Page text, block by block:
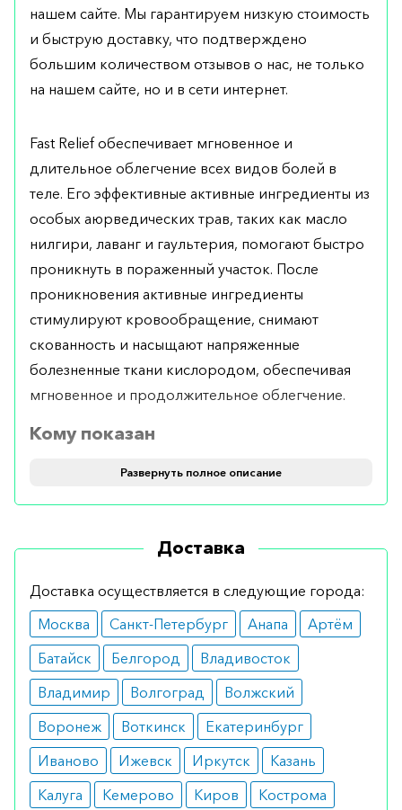
нашем сайте. Мы гарантируем низкую стоимость
и быструю доставку, что подтверждено
большим количеством отзывов о нас, не только
на нашем сайте, но и в сети интернет.
Fast Relief обеспечивает мгновенное и
длительное облегчение всех видов болей в
теле. Его эффективные активные ингредиенты из
особых аюрведических трав, таких как масло
нилгири, лаванг и гаультерия, помогают быстро
проникнуть в пораженный участок. После
проникновения активные ингредиенты
стимулируют кровообращение, снимают
скованность и насыщают напряженные
болезненные ткани кислородом, обеспечивая
мгновенное и продолжительное облегчение.
Кому показан
Средство применяется для быстрого и
Препарат полезен при артрите, болях в спине,
мышечных болях, болях в суставах и
растяжениях.
Противопоказания
Запрещено использовать мазь при высокой
чувствительности к составляющим веществам, а
также при наличии кожных повреждений в
области нанесения.
Как использовать
Развернуть полное описание
Доставка
Доставка осуществляется в следующие города:
Москва
Санкт-Петербург Анапа
Артём
Батайск
Белгород
Владивосток
Владимир
Волгоград
Волжский
Воронеж
Воткинск
Екатеринбург
Иваново
Ижевск Иркутск
Казань
Калуга
Кемерово Киров
Кострома